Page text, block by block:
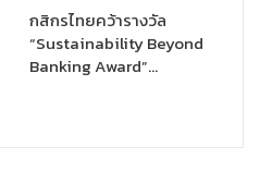
รพัฒนาศักยภาพคนรุ่นใหม่ให้เข้า
สามารถ พร้อมเติบโตไปใน
บตกแต่งต่อไป
าปัตยกรรมศาสตร์และการ
กสิกรไทยคว้ารางวัล
“Sustainability Beyond
Banking Award”…